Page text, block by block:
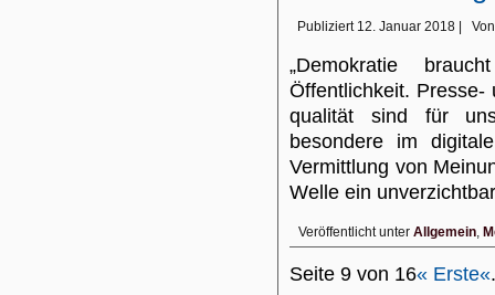
Publiziert 12. Januar 2018 Von
„Demokratie
Öffentlichkeit. Presse-
qualität sind für
besondere im
Vermittlung von
Welle ein
Veröffentlicht unter Allgemein,
Seite 9 von 16« Erste«